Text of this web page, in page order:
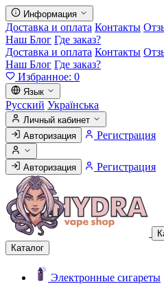
Информация
Доставка и оплата Контакты
Наш Блог Где заказ?
Доставка и оплата Контакты
Наш Блог Где заказ?
Избранное: 0
Язык
Русский Українська
Личный кабинет
Авторизация
Регистрация
Авторизация Регистрация
Каталог
Электронные сигареты